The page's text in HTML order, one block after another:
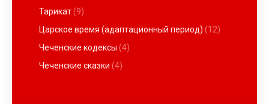
Тарикат(9)
Царское время (адаптационный период) (12)
Чеченские кодексы (4)
Чеченские сказки (4)